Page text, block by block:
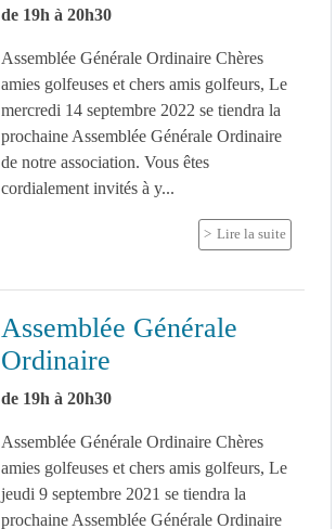
de 19h à 20h30
Assemblée Générale Ordinaire Chères
amies golfeuses et chers amis golfeurs, Le
mercredi 14 septembre 2022 se tiendra la
prochaine Assemblée Générale Ordinaire
de notre association. Vous êtes
cordialement invités à y...
Lire la suite
Assemblée Générale
Ordinaire
de 19h à 20h30
Assemblée Générale Ordinaire Chères
amies golfeuses et chers amis golfeurs, Le
jeudi 9 septembre 2021 se tiendra la
prochaine Assemblée Générale Ordinaire